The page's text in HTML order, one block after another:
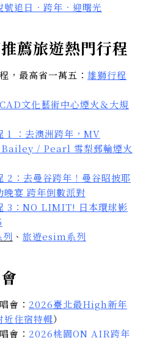
號追日．跨年．迎曙光
薦旅遊熱門行程
，最高省一萬五： 雄獅行程
文化藝術中心煙火＆大規
1 ：去澳洲跨年，MV
/ Pearl 雪梨郵輪煙火
2：去曼谷跨年！曼谷昭披耶
晚宴 跨年倒數派對
3：NO LIMIT! 日本環球影
、 旅遊esim系列
會： 2026臺北最High新年
近住宿特輯）
會： 2026桃園ON AIR跨年